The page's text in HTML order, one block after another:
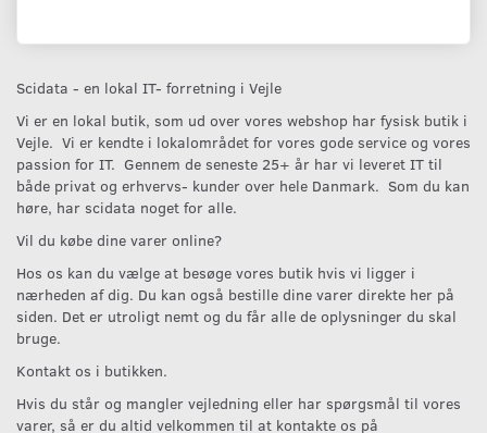
Scidata - en lokal IT- forretning i Vejle
Vi er en lokal butik, som ud over vores webshop har fysisk butik i
Vejle. Vi er kendte i lokalområdet for vores gode service og vores
passion for IT. Gennem de seneste 25+ år har vi leveret IT til
både privat og erhvervs- kunder over hele Danmark. Som du kan
høre, har scidata noget for alle.
Vil du købe dine varer online?
Hos os kan du vælge at besøge vores butik hvis vi ligger i
nærheden af dig. Du kan også bestille dine varer direkte her på
siden. Det er utroligt nemt og du får alle de oplysninger du skal
bruge.
Kontakt os i butikken.
Hvis du står og mangler vejledning eller har spørgsmål til vores
varer, så er du altid velkommen til at kontakte os på